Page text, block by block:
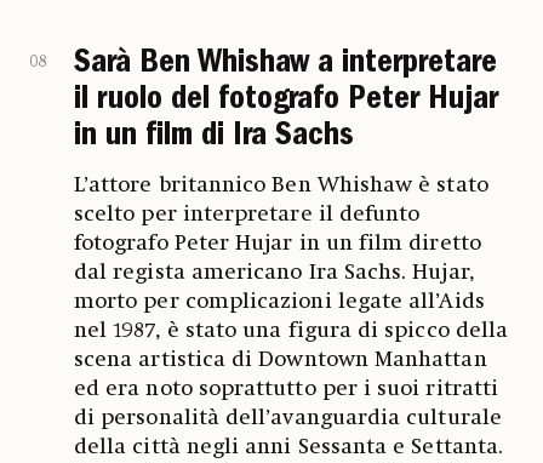
08
Sarà Ben Whishaw a interpretare
il ruolo del fotografo Peter Hujar
in un film di Ira Sachs
L’attore britannico Ben Whishaw è stato
scelto per interpretare il defunto
fotografo Peter Hujar in un film diretto
dal regista americano Ira Sachs. Hujar,
morto per complicazioni legate all’Aids
nel 1987, è stato una figura di spicco della
scena artistica di Downtown Manhattan
ed era noto soprattutto per i suoi ritratti
di personalità dell’avanguardia culturale
della città negli anni Sessanta e Settanta.